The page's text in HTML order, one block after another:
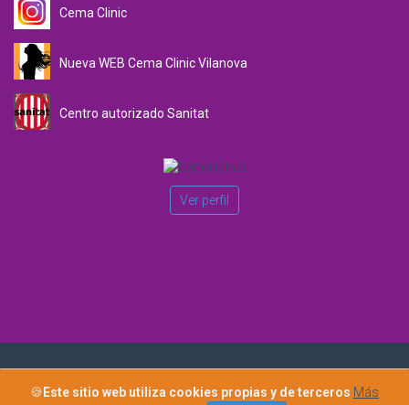
Cema Clinic
Nueva WEB Cema Clinic Vilanova
Centro autorizado Sanitat
Ver perfil
reservados
🍪 Este sitio web utiliza cookies propias y de terceros Más